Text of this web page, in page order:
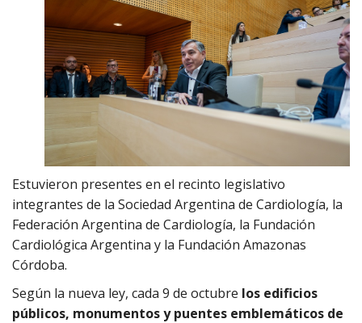
Estuvieron presentes en el recinto legislativo
integrantes de la Sociedad Argentina de Cardiología, la
Federación Argentina de Cardiología, la Fundación
Cardiológica Argentina y la Fundación Amazonas
Córdoba.
Según la nueva ley, cada 9 de octubre los edificios
públicos, monumentos y puentes emblemáticos de